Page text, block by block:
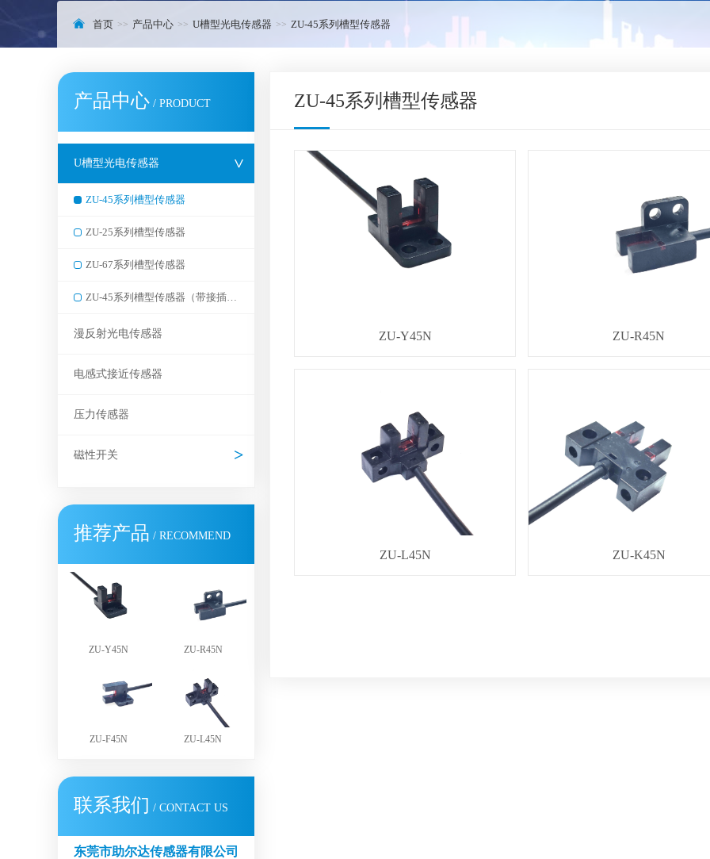
首页 产品中心 U槽型光电传感器 ZU-45系列槽型传感器
产品中心 / PRODUCT
U槽型光电传感器
ZU-45系列槽型传感器
ZU-25系列槽型传感器
ZU-67系列槽型传感器
ZU-45系列槽型传感器（带接插件）
漫反射光电传感器
电感式接近传感器
压力传感器
磁性开关
推荐产品 / RECOMMEND
ZU-Y45N ZU-R45N
ZU-F45N ZU-L45N
联系我们 / CONTACT US
东莞市助尔达传感器有限公司
ZU-45系列槽型传感器
ZU-Y45N ZU-R45N
ZU-L45N ZU-K45N